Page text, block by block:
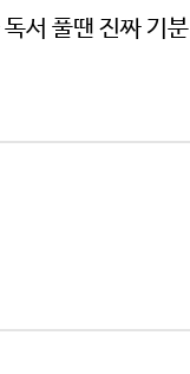
서 풀땐 진짜 기